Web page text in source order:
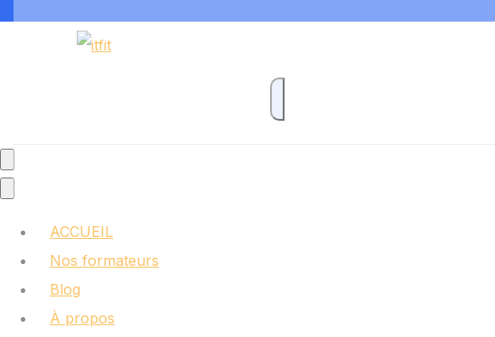
ACCUEIL
Nos formateurs
Blog
À propos